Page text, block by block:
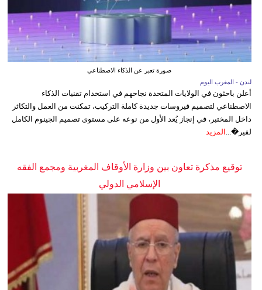
صورة تعبر عن الذكاء الاصطناعي
لندن - المغرب اليوم
أعلن باحثون في الولايات المتحدة نجاحهم في استخدام تقنيات الذكاء
الاصطناعي لتصميم فيروسات جديدة كاملة التركيب، تمكنت من العمل والتكاثر
داخل المختبر، في إنجاز يُعد الأول من نوعه على مستوى تصميم الجينوم الكامل
لفير�...
المزيد
توقيع مذكرة تعاون بين وزارة الأوقاف المغربية ومجمع الفقه
الإسلامي الدولي